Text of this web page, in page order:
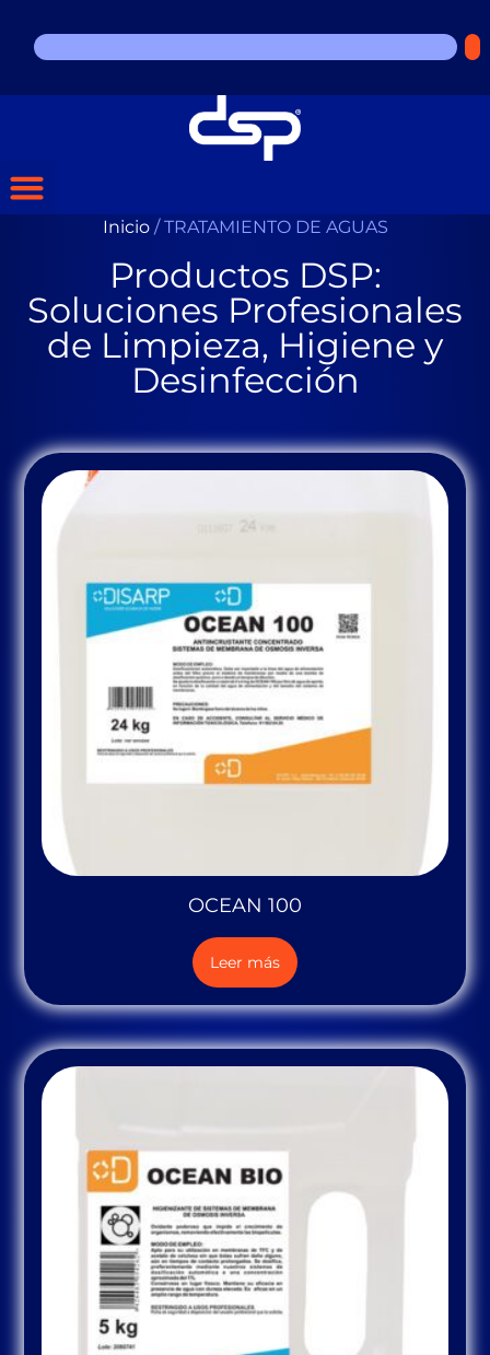
Inicio/ TRATAMIENTO DE AGUAS
Productos DSP:
Soluciones Profesionales
de Limpieza, Higiene y
Desinfección
OCEAN 100
Leer más